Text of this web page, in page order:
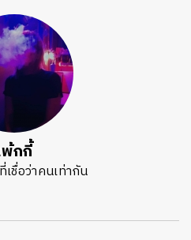
พ้กกี้
เชื่อว่าคนเท่ากัน